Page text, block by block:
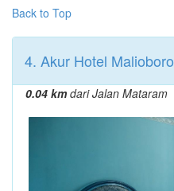
Back to Top
4. Akur Hotel Malioboro
0.04 kmdari Jalan Mataram